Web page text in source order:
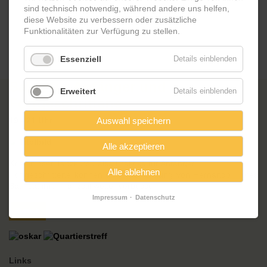
Salsa für Anfänger und
Fortgeschrittene
Kostenloser Tanzkurs Salsa Praktika für Anfänger.
Fortgeschrittene können unter der Leitung von Hernando Flores
Links
sind technisch notwendig, während andere uns helfen,
diese Website zu verbessern oder zusätzliche
Funktionalitäten zur Verfügung zu stellen.
Essenziell Details einblenden
Erweitert Details einblenden
Auswahl speichern
Alle akzeptieren
Alle ablehnen
Impressum Datenschutz